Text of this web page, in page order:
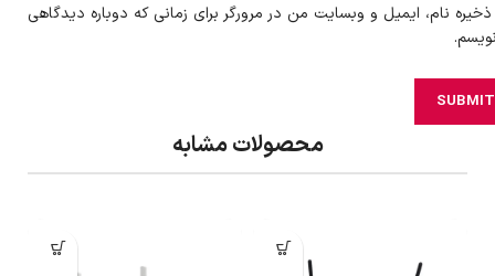
ذخیره نام، ایمیل و وبسایت من در مرورگر برای زمانی که دوباره دیدگاهی
محصولات مشابه